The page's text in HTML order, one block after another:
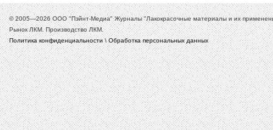
© 2005—2026 ООО "Пэйнт-Медиа" Журналы "Лакокрасочные материалы и их
Рынок ЛКМ. Производство ЛКМ.
Политика конфиденциальности\ Обработка персональных данных